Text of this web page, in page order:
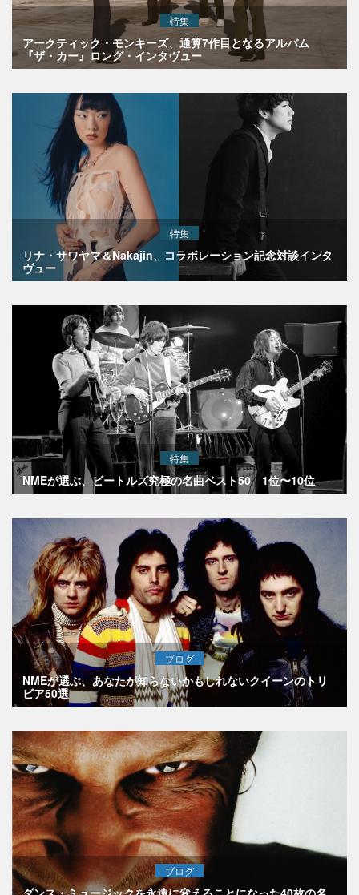
特集
アークティック・モンキーズ、通算7作目となるアルバム
『ザ・カー』ロング・インタヴュー
特集
リナ・サワヤマ＆Nakajin、コラボレーション記念対談インタ
ヴュー
特集
NMEが選ぶ、ビートルズ究極の名曲ベスト50 1位〜10位
ブログ
NMEが選ぶ、あなたが知らないかもしれないクイーンのトリ
ビア50選
ブログ